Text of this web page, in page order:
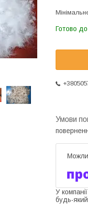
Готово до
У
будь-